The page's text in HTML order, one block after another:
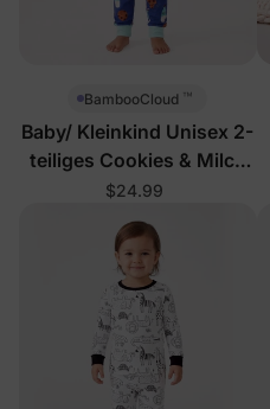
BambooCloud ™
Baby/ Kleinkind Unisex 2-
teiliges Cookies & Milch
Schlafanzug-Set
$24.99